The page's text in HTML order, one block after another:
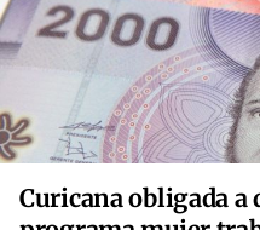
Curicana obligada a